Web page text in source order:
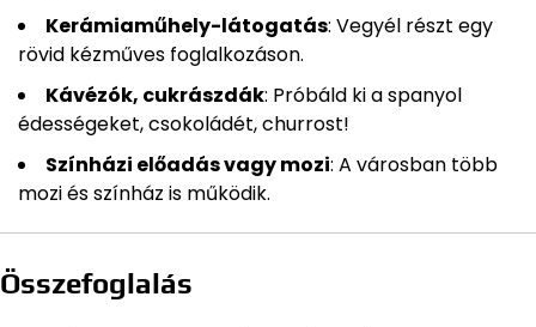
Kerámiaműhely-látogatás: Vegyél részt egy
rövid kézműves foglalkozáson.
Kávézók, cukrászdák: Próbáld ki a spanyol
édességeket, csokoládét, churrost!
Színházi előadás vagy mozi: A városban több
mozi és színház is működik.
Összefoglalás